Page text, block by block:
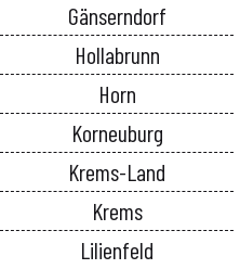
Gänserndorf
Hollabrunn
Horn
Korneuburg
Krems-Land
Krems
Lilienfeld